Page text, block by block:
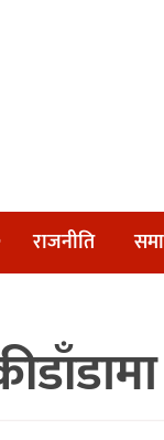
राजनीति